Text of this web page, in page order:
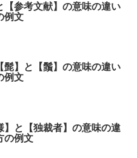
【参考文献】の意味の違い
例文
髭】と【鬚】の意味の違い
例文
】と【独裁者】の意味の違
の例文